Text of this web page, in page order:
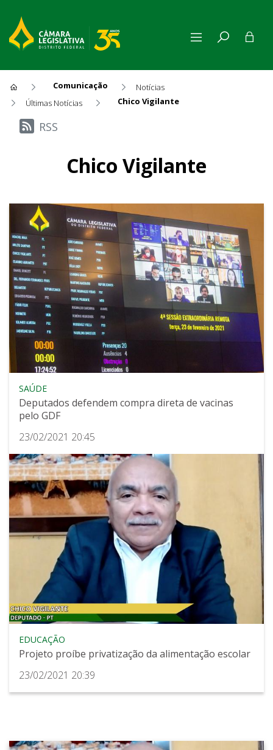
Comunicação
Notícias
Últimas Notícias
Chico Vigilante
Últimas Notícias
RSS
Chico Vigilante
SAÚDE
Deputados defendem compra direta de vacinas
pelo GDF
23/02/2021 20:45
EDUCAÇÃO
Projeto proíbe privatização da alimentação escolar
23/02/2021 20:39